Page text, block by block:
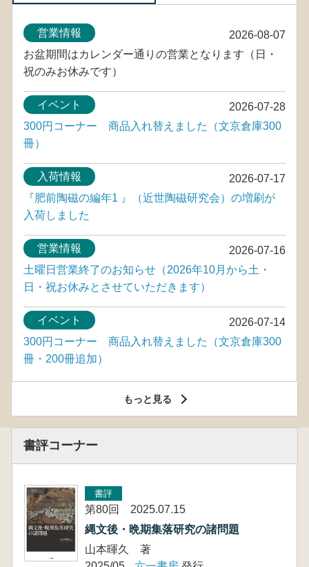
2026-08-07
営業情報
お盆期間はカレンダー通りの営業となります（日・
祝のみお休みです）
2026-07-28
イベント
300円コーナー 商品入れ替えました（文京倉庫300
冊）
2026-07-17
入荷情報
『肥前陶磁の編年1 』（近世陶磁研究会）の増刷が
入荷しました
2026-07-16
営業情報
土曜日営業終了のお知らせ（2026年10月から土・
日・祝お休みとさせていただきます）
2026-07-14
イベント
300円コーナー 商品入れ替えました（文京倉庫300
冊・200冊追加）
もっと見る
書評コーナー
書評
第80回 2025.07.15
縄文後・晩期集落研究の諸問題
山本暉久 著